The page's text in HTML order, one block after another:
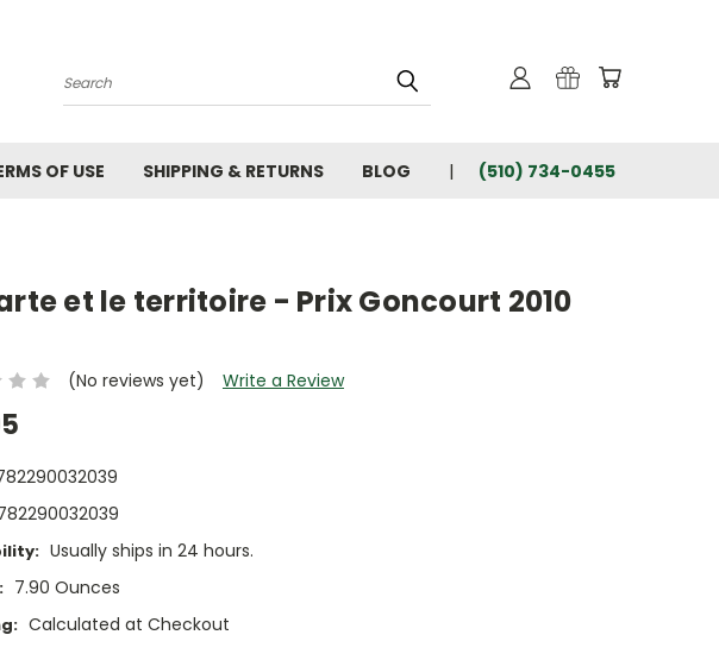
Search
OF USE SHIPPING & RETURNS BLOG (510) 734-0455
et le territoire - Prix Goncourt 2010
(No reviews yet)
Write a Review
Usually ships in 24 hours.
7.90 Ounces
Calculated at Checkout